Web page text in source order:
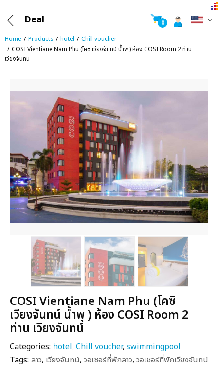
Deal
0
Home
Products hotel
Chill voucher
COSI Vientiane Nam Phu (โคซิ เวียงจันทน์ น้ำพุ ) ห้อง COSI Room 2 ท่าน
เวียงจันทน์
COSI Vientiane Nam Phu (โคซิ
เวียงจันทน์ น้ำพุ ) ห้อง COSI Room 2
ท่าน เวียงจันทน์
Categories: hotel, Chill voucher, swimmingpool
Tags: ลาว, เวียงจันทน์, วอเชอร์ที่พักลาว, วอเชอร์ที่พักเวียงจันทน์